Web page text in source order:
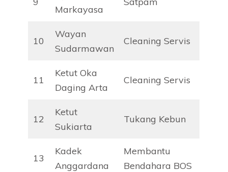
Markayasa
10
Wayan
Sudarmawan
Cleaning Servis
11
Ketut Oka
Daging Arta
Cleaning Servis
12
Ketut
Sukiarta
Tukang Kebun
13
Kadek
Anggardana
Membantu
Bendahara BOS